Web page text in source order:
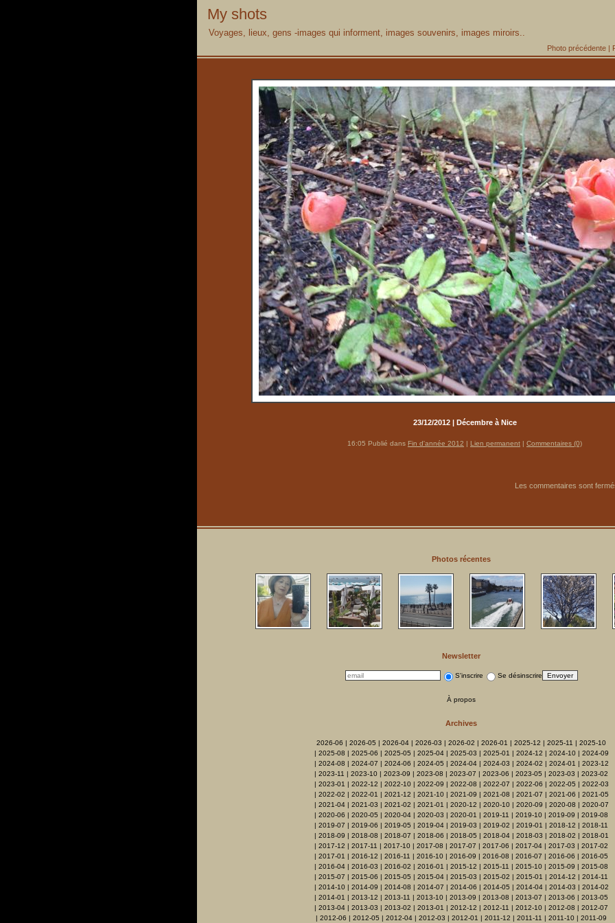
My shots
Voyages, lieux, gens -images qui informent, images souvenirs, images miroirs..
Photo précédente|
23/12/2012 | Décembre à Nice
16:05 Publié dans Fin d'année 2012 | Lien permanent | Commentaires (0)
Les commentaires sont
Photos récentes
Newsletter
S'inscrire Se désinscrire
À propos
Archives
2026-06 | 2026-05 | 2026-04 | 2026-03 | 2026-02 | 2026-01 | 2025-12 | 2025-11 | 2025-10
| 2025-08 | 2025-06 | 2025-05 | 2025-04| 2025-03 | 2025-01 | 2024-12 | 2024-10| 2024-09
| 2024-08 | 2024-07 | 2024-06 | 2024-05 | 2024-04| 2024-03 | 2024-02 | 2024-01 | 2023-12
| 2023-11 | 2023-10 | 2023-09 | 2023-08 | 2023-07 | 2023-06 | 2023-05 | 2023-03 | 2023-02
| 2023-01 | 2022-12 | 2022-10| 2022-09 | 2022-08 | 2022-07 | 2022-06 | 2022-05 | 2022-03
| 2022-02 | 2022-01 | 2021-12 | 2021-10| 2021-09 | 2021-08 | 2021-07 | 2021-06 | 2021-05
| 2021-04| 2021-03 | 2021-02 | 2021-01 | 2020-12 | 2020-10| 2020-09 | 2020-08 | 2020-07
| 2020-06 | 2020-05 | 2020-04 | 2020-03 | 2020-01 | 2019-11 | 2019-10 | 2019-09 | 2019-08
| 2019-07 | 2019-06 | 2019-05 | 2019-04 | 2019-03 | 2019-02 | 2019-01 | 2018-12 | 2018-11
| 2018-09 | 2018-08 | 2018-07 | 2018-06 | 2018-05 | 2018-04| 2018-03 | 2018-02 | 2018-01
| 2017-12 | 2017-11 | 2017-10 | 2017-08 | 2017-07 | 2017-06 | 2017-04 | 2017-03 | 2017-02
| 2017-01 | 2016-12 | 2016-11 | 2016-10 | 2016-09 | 2016-08 | 2016-07 | 2016-06 | 2016-05
| 2016-04 | 2016-03 | 2016-02 | 2016-01 | 2015-12 | 2015-11 | 2015-10 | 2015-09 | 2015-08
| 2015-07 | 2015-06 | 2015-05 | 2015-04 | 2015-03 | 2015-02 | 2015-01 | 2014-12 | 2014-11
| 2014-10| 2014-09 | 2014-08 | 2014-07 | 2014-06 | 2014-05 | 2014-04| 2014-03 | 2014-02
| 2014-01 | 2013-12 | 2013-11 | 2013-10 | 2013-09 | 2013-08 | 2013-07 | 2013-06 | 2013-05
| 2013-04 | 2013-03 | 2013-02 | 2013-01 | 2012-12 | 2012-11 | 2012-10 | 2012-08 | 2012-07
| 2012-06 | 2012-05 | 2012-04 | 2012-03 | 2012-01 | 2011-12 | 2011-11 | 2011-10 | 2011-09